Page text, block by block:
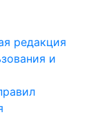
редакция
и